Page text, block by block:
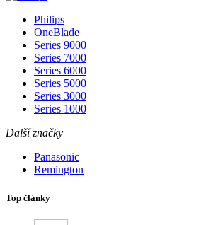
Philips
OneBlade
Series 9000
Series 7000
Series 6000
Series 5000
Series 3000
Series 1000
Další značky
Panasonic
Remington
Top články